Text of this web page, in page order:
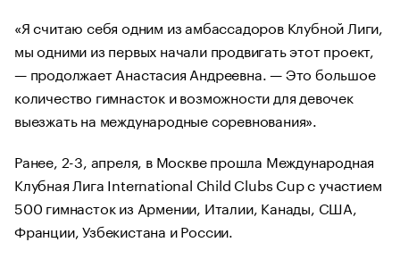
«Я считаю себя одним из амбассадоров Клубной Лиги,
мы одними из первых начали продвигать этот проект,
— продолжает Анастасия Андреевна. — Это большое
количество гимнасток и возможности для девочек
выезжать на международные соревнования».
Ранее, 2-3, апреля, в Москве прошла Международная
Клубная Лига International Child Clubs Cup с участием
500 гимнасток из Армении, Италии, Канады, США,
Франции, Узбекистана и России.